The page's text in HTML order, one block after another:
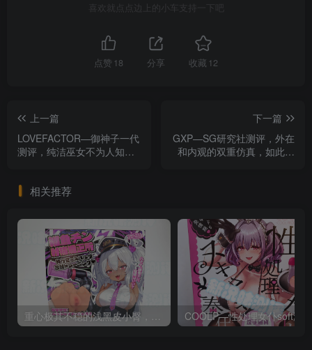
喜欢就点点边上的小车支持一下吧
点赞 18 分享 收藏 12
上一篇
LOVEFACTOR—御神子一代
测评，纯洁巫女不为人知的
下一篇
GXP—SG研究社测评，外在
和内观的双重仿真，如此还
相关推荐
重心极其不稳的浅黑皮小臀，柔软度很高，但小毛病也不少。lovefactor—甜心特工测评